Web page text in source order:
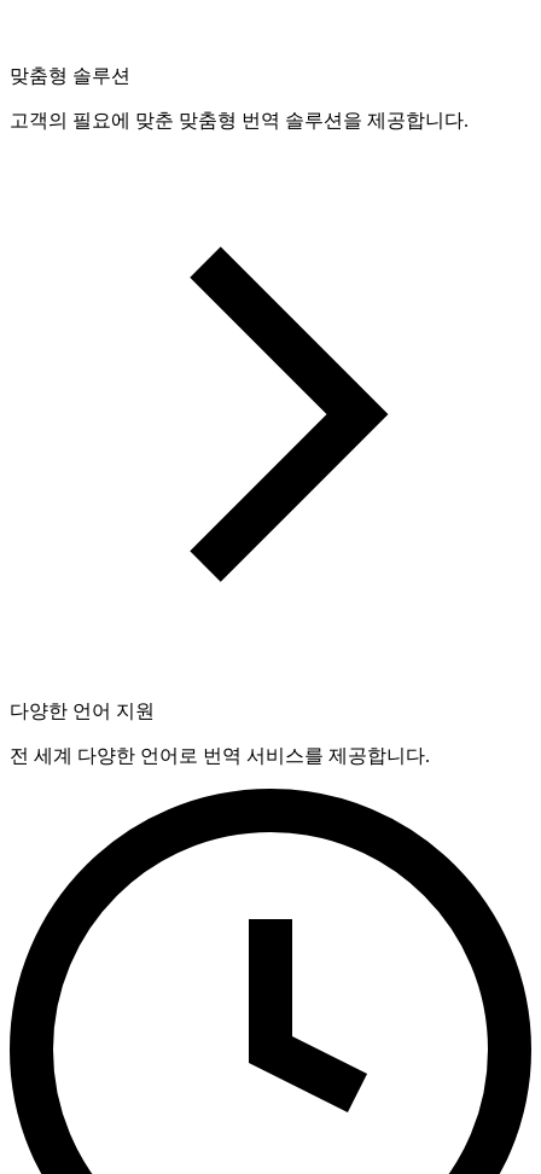
맞춤형 솔루션
고객의 필요에 맞춘 맞춤형 번역 솔루션을 제공합니다.
다양한 언어 지원
전 세계 다양한 언어로 번역 서비스를 제공합니다.